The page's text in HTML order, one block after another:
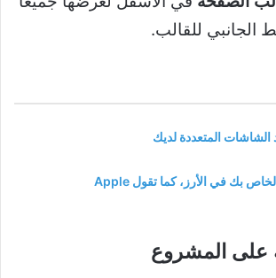
الجانبي للقالب.